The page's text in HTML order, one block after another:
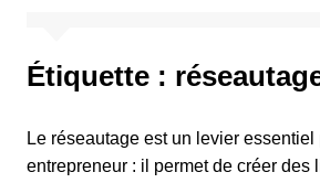
Étiquette :
Le réseautage est un levier essentiel
entrepreneur : il permet de créer des